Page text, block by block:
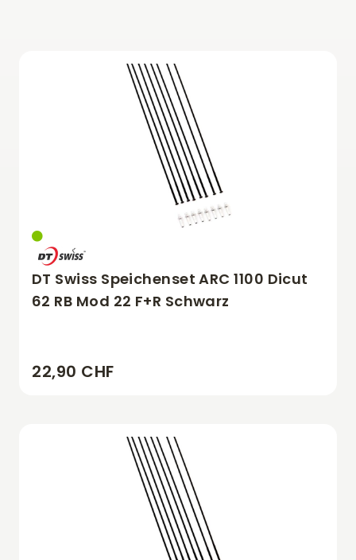
DT Swiss Speichenset ARC 1100 Dicut
62 RB Mod 22 F+R Schwarz
22,90 CHF